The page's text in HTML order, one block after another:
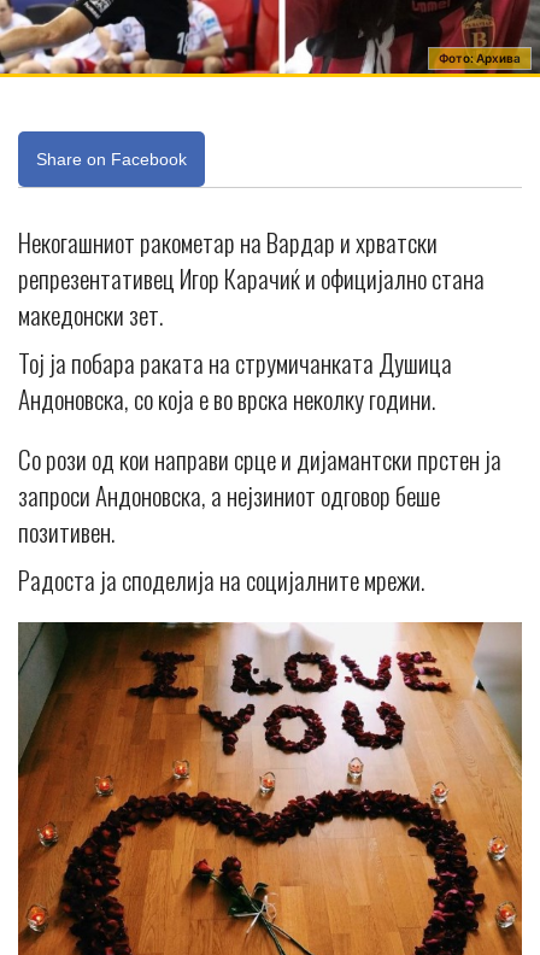
Фото: Aрхива
Share on Facebook
Некогашниот ракометар на Вардар и хрватски
репрезентативец Игор Карачиќ и официјално стана
македонски зет.
Тој ја побара раката на струмичанката Душица
Андоновска, со која е во врска неколку години.
Со рози од кои направи срце и дијамантски прстен ја
запроси Андоновска, а нејзиниот одговор беше
позитивен.
Радоста ја споделија на социјалните мрежи.